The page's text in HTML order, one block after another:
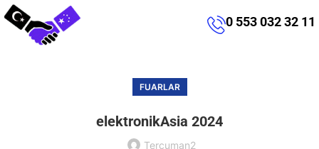
0 553 032 32 11
FUARLAR
elektronikAsia 2024
Tercuman2